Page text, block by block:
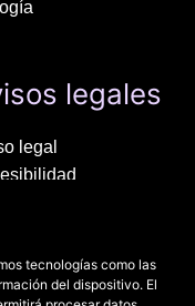
tecnologías como las
del dispositivo. El
legales
legal
de privacidad